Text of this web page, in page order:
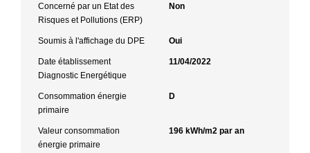
Concerné par un Etat des
Risques et Pollutions (ERP)
Non
Soumis à l'affichage du DPE Oui
Date établissement
Diagnostic Energétique
11/04/2022
Consommation énergie
primaire
D
Valeur consommation
énergie primaire
196 kWh/m2 par an